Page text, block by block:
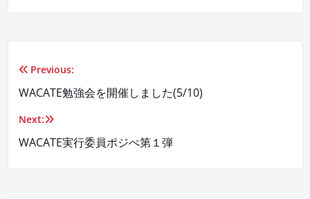
投
稿
ナ
Previous:
WACATE勉強会を開催しました(5/10)
Next:
WACATE実行委員ポジぺ第１弾